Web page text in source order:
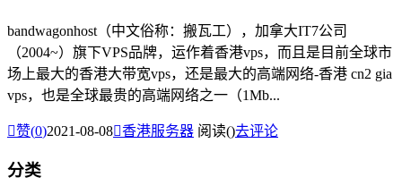
bandwagonhost（中文俗称：搬瓦工），加拿大IT7公司
（2004~）旗下VPS品牌，运作着香港vps，而且是目前全球市
场上最大的香港大带宽vps，还是最大的高端网络-香港 cn2 gia
vps，也是全球最贵的高端网络之一（1Mb...
赞(0)2021-08-08香港服务器 阅读()去评论
分类